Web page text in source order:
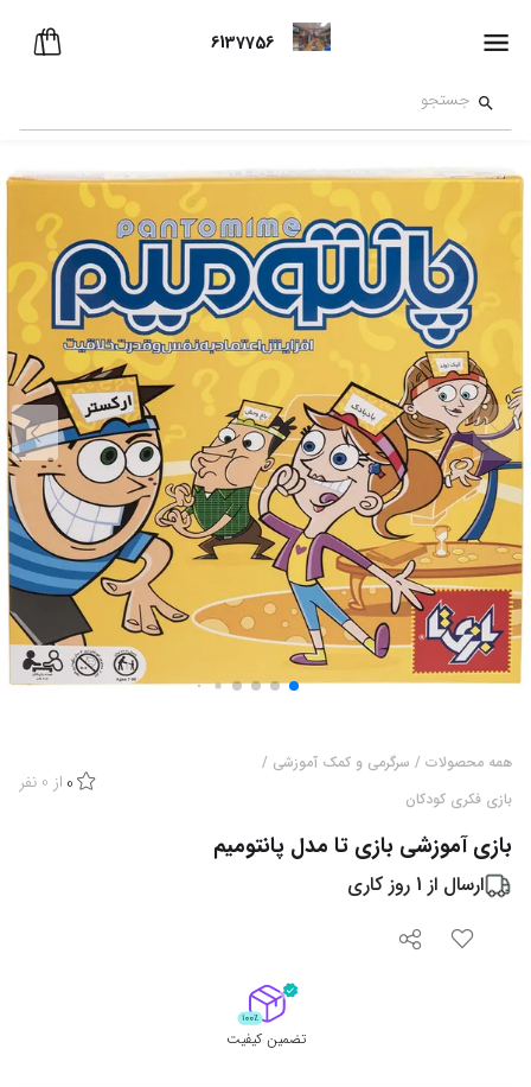
6137756
همه محصولات / سرگرمی و کمک آموزشی /
بازی فکری کودکان
0 از 0 نفر
بازی آموزشی بازی تا مدل پانتومیم
ارسال از 1 روز کاری
تضمین کیفیت